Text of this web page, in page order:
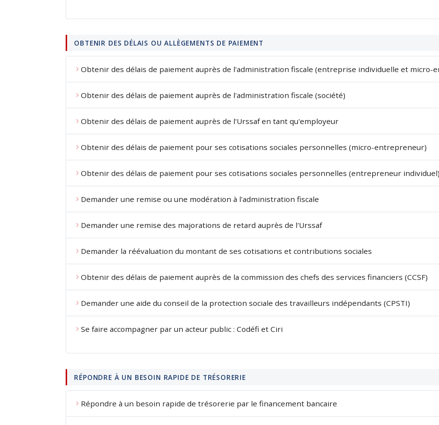
OBTENIR DES DÉLAIS OU ALLÈGEMENTS DE PAIEMENT
Obtenir des délais de paiement auprès de l'administration fiscale (entreprise individuelle et micro-
Obtenir des délais de paiement auprès de l'administration fiscale (société)
Obtenir des délais de paiement auprès de l'Urssaf en tant qu'employeur
Obtenir des délais de paiement pour ses cotisations sociales personnelles (micro-entrepreneur)
Obtenir des délais de paiement pour ses cotisations sociales personnelles (entrepreneur individuel)
Demander une remise ou une modération à l'administration fiscale
Demander une remise des majorations de retard auprès de l'Urssaf
Demander la réévaluation du montant de ses cotisations et contributions sociales
Obtenir des délais de paiement auprès de la commission des chefs des services financiers (CCSF)
Demander une aide du conseil de la protection sociale des travailleurs indépendants (CPSTI)
Se faire accompagner par un acteur public : Codéfi et Ciri
RÉPONDRE À UN BESOIN RAPIDE DE TRÉSORERIE
Répondre à un besoin rapide de trésorerie par le financement bancaire